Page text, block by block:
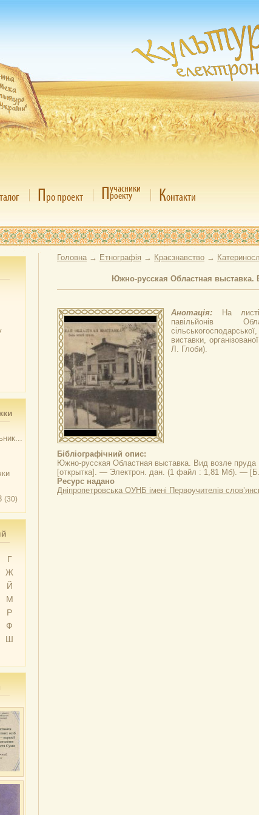
Про проект Пучасники
роекту Контакти
(30)
Г
Ж
Й
М
Р
Ф
Ш
Головна → Етнографія → Краєзнавство →
Южно-русская Областная выставка.
Анотація:
На
павільйонів
виставки,
Л. Глоби).
Бібліографічний опис:
Южно-русская Областная выставка. Вид возле пруда
[открытка]. — Электрон. дан. (1 файл : 1,81 Мб). —
Ресурс надано
Дніпропетровська ОУНБ імені Первоучителів